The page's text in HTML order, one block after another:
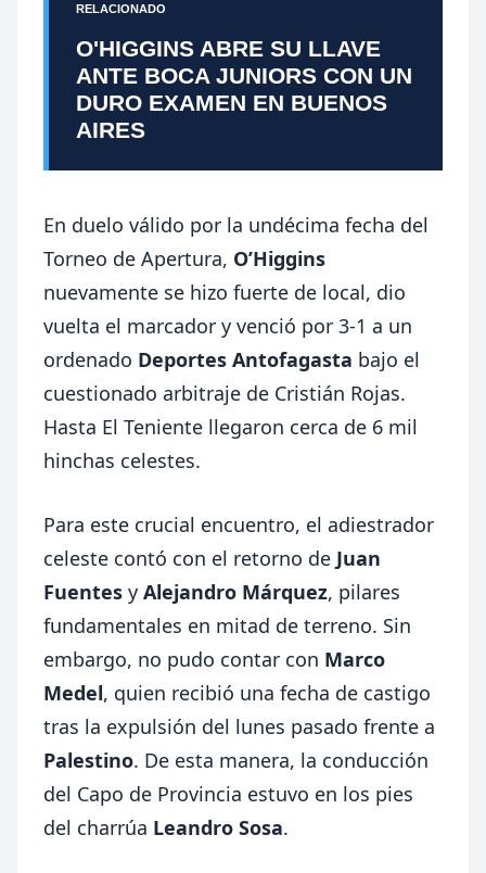
RELACIONADO
O'HIGGINS ABRE SU LLAVE
ANTE BOCA JUNIORS CON UN
DURO EXAMEN EN BUENOS
AIRES
En duelo válido por la undécima fecha del
Torneo de Apertura, O’Higgins
nuevamente se hizo fuerte de local, dio
vuelta el marcador y venció por 3-1 a un
ordenado Deportes Antofagasta bajo el
cuestionado arbitraje de Cristián Rojas.
Hasta El Teniente llegaron cerca de 6 mil
hinchas celestes.
Para este crucial encuentro, el adiestrador
celeste contó con el retorno de Juan
Fuentes y Alejandro Márquez, pilares
fundamentales en mitad de terreno. Sin
embargo, no pudo contar con Marco
Medel, quien recibió una fecha de castigo
tras la expulsión del lunes pasado frente a
Palestino. De esta manera, la conducción
del Capo de Provincia estuvo en los pies
del charrúa Leandro Sosa.